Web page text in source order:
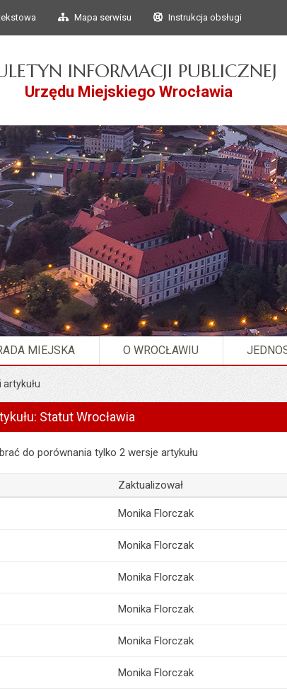
Przejdź do głównego
Przejdź do treści
Mapa serwisu Instrukcja obsługi
INFORMACJI PUBLICZNEJ
Urzędu Miejskiego Wrocławia
MIEJSKA O WROCŁAWIU
Statut Wrocławia
Statut Wrocławia
do porównania tylko 2 wersje artykułu
Zaktualizował
Monika Florczak
Monika Florczak
Monika Florczak
Monika Florczak
Monika Florczak
Monika Florczak